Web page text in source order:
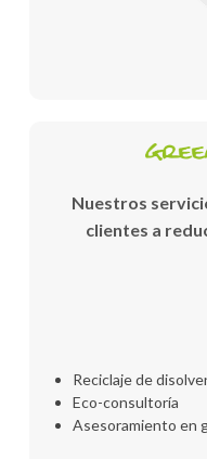
Nuestros
clientes a
Reciclaje de
Eco-consultoría
Asesoramiento en